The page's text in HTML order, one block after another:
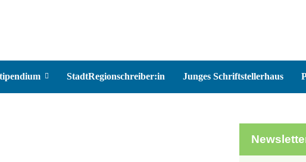
StadtRegionschreiber:in Junges Schriftstellerhaus